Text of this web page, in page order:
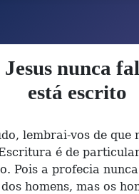
nunca
está escrito
lembrai-vos de que
é de
Pois a profecia
homens, mas os